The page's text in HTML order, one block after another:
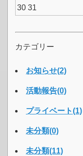
30 31
カテゴリー
お知らせ(2)
活動報告(0)
プライベート(1)
未分類(0)
未分類(11)